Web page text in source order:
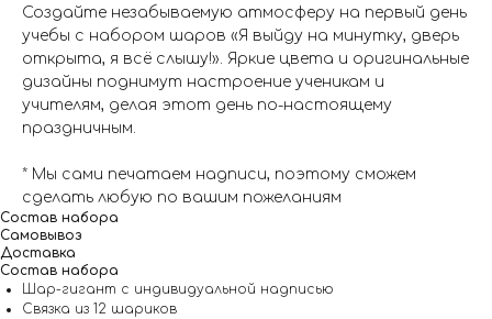
Создайте незабываемую атмосферу на первый день
учебы с набором шаров «Я выйду на минутку, дверь
открыта, я всё слышу!». Яркие цвета и оригинальные
дизайны поднимут настроение ученикам и
учителям, делая этот день по-настоящему
праздничным.
* Мы сами печатаем надписи, поэтому сможем
сделать любую по вашим пожеланиям
Состав набора
Самовывоз
Доставка
Состав набора
Шар-гигант с индивидуальной надписью
Связка из 12 шариков